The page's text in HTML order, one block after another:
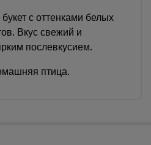
с оттенками белых
Вкус свежий и
послевкусием.
птица.